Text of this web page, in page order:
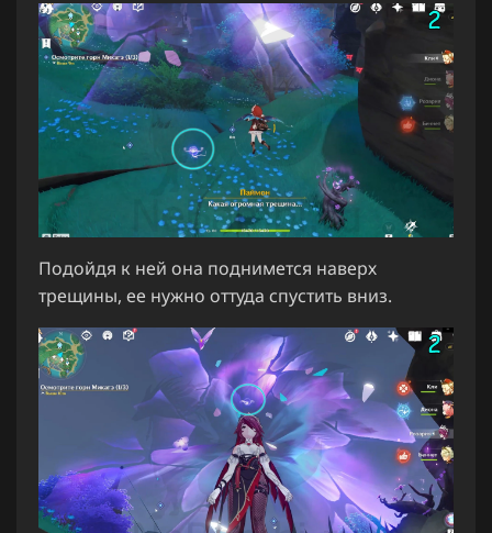
Подойдя к ней она поднимется наверх
трещины, ее нужно оттуда спустить вниз.